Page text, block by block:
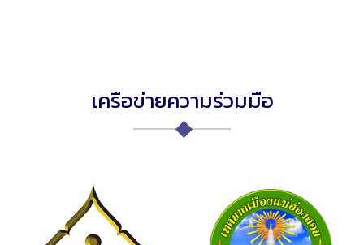
เครือข่ายความร่วมมือ